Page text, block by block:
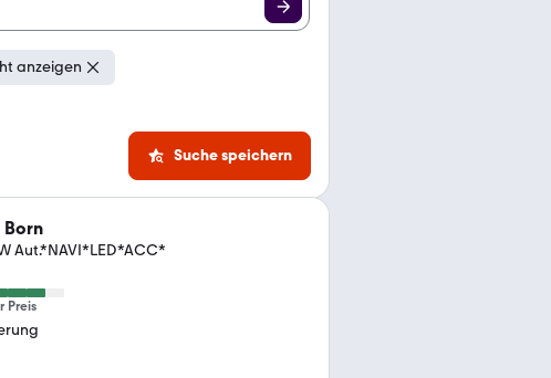
anzeigen
Suche speichern
Born
Aut.*NAVI*LED*ACC*
Preis